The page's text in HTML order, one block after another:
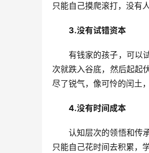
只能自己摸爬滚打，没有
3.没有试错资本
有钱家的孩子，可以
次就跌入谷底，然后起起
尽了锐气，像可怜的闰土
4.没有时间成本
认知层次的领悟和传
只能自己花时间去积累，